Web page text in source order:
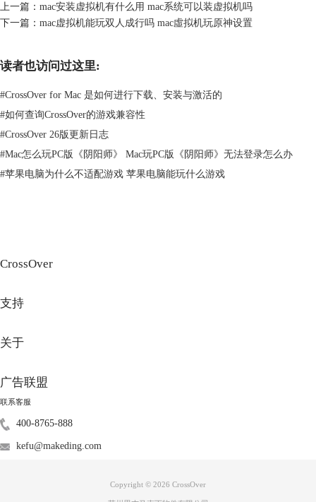
像文件后期需要使用密钥激活。
2.资源网站下载
文件。
缺点：（1）好的资源网站不容易找；（2）下载的文件可能携带病毒；
（3）因为文件比较大，下载时间较长。
镜像文件下载也比较麻烦。虚拟机软件和win10镜像文件都下载后，安装
过程也较为复杂。
上一篇： mac安装虚拟机有什么用 mac系统可以装虚拟机吗
下一篇： mac虚拟机能玩双人成行吗 mac虛拟机玩原神设置
读者也访问过这里:
#CrossOver for Mac 是如何进行下载、安装与激活的
#如何查询CrossOver的游戏兼容性
#CrossOver 26版更新日志
#Mac怎么玩PC版《阴阳师》 Mac玩PC版《阴阳师》无法登录怎么办
#苹果电脑为什么不适配游戏 苹果电脑能玩什么游戏
CrossOver
支持
关于
广告联盟
联系客服
400-8765-888
kefu@makeding.com
Copyright © 2026 CrossOver